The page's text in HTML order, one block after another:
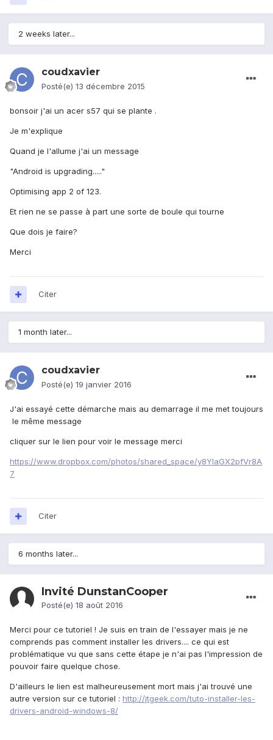
2 weeks later...
coudxavier
Posté(e) 13 décembre 2015
bonsoir j'ai un acer s57 qui se plante .
Je m'explique
Quand je l'allume j'ai un message
"Android is upgrading....."
Optimising app 2 of 123.
Et rien ne se passe à part une sorte de boule qui tourne
Que dois je faire?
Merci
Citer
1 month later...
coudxavier
Posté(e) 19 janvier 2016
J'ai essayé cette démarche mais au demarrage il me met toujours
le même message
cliquer sur le lien pour voir le message merci
https://www.dropbox.com/photos/shared_space/y8YIaGX2pfVr8A
7
Citer
6 months later...
Invité DunstanCooper
Posté(e) 18 août 2016
Merci pour ce tutoriel ! Je suis en train de l'essayer mais je ne
comprends pas comment installer les drivers.... ce qui est
problématique vu que sans cette étape je n'ai pas l'impression de
pouvoir faire quelque chose.
D'ailleurs le lien est malheureusement mort mais j'ai trouvé une
autre version sur ce tutoriel : http://jtgeek.com/tuto-installer-les-
drivers-android-windows-8/